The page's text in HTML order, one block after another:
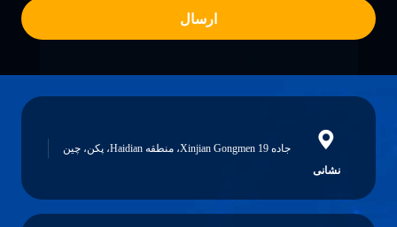
ارسال
نشانی
جاده 19 Xinjian Gongmen، منطقه Haidian، پکن، چین